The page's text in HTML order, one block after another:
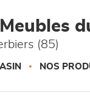
(85)
NOS